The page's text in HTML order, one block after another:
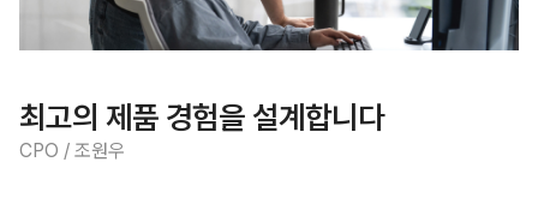
최고의 제품 경험을 설계합니다
CPO / 조원우